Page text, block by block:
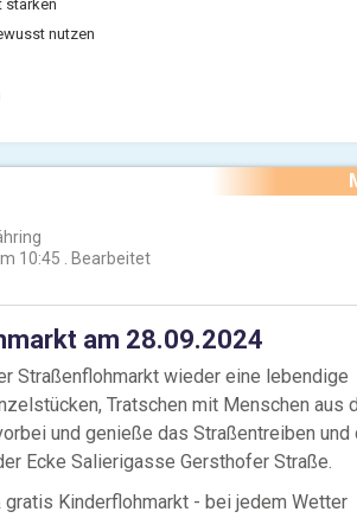
stärken
nutzen
erfahren? Das Video anlässlich unserer
Hintergrund und die Ziele der Agenda Währing:
10:45
Bearbeitet
am 28.09.2024
Straßenflohmarkt wieder eine lebendige
Tratschen mit Menschen aus
und genieße das Straßentreiben und
Ecke Salierigasse Gersthofer Straße.
Kinderflohmarkt - bei jedem Wetter